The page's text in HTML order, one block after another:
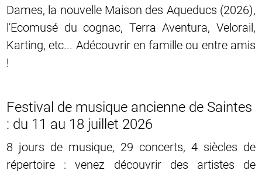
Dames, la nouvelle Maison des Aqueducs (2026),
l'Ecomusé du cognac, Terra Aventura, Velorail,
Karting, etc... Adécouvrir en famille ou entre amis
!
Festival de musique ancienne de Saintes
: du 11 au 18 juillet 2026
8 jours de musique, 29 concerts, 4 siècles de
répertoire : venez découvrir des artistes de